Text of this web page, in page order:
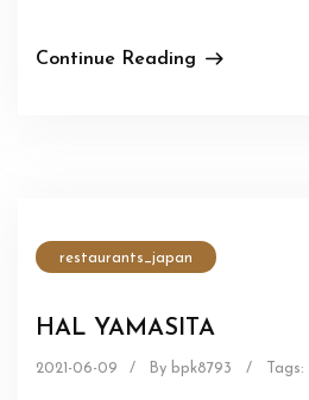
Continue Reading
restaurants_japan
HAL YAMASITA
2021-06-09 / By bpk8793 / Tags: